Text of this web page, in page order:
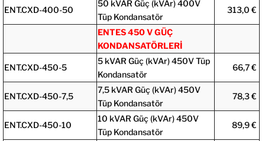
ENT.CXD-400-50
50 kVAR Güç (kVAr) 400V
Tüp Kondansatör
313,0 €
ENTES 450 V GÜÇ
KONDANSATÖRLERİ
ENT.CXD-450-5
5 kVAR Güç (kVAr) 450V Tüp
Kondansatör
66,7 €
ENT.CXD-450-7,5
7,5 kVAR Güç (kVAr) 450V
Tüp Kondansatör
78,3 €
ENT.CXD-450-10
10 kVAR Güç (kVAr) 450V
Tüp Kondansatör
89,9 €